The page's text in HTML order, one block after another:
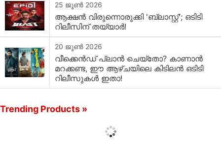
25 ജൂൺ 2026
ആക്ഷൻ വിരുന്നൊരുക്കി 'ബ്ലാസ്റ്റ്'; ഒടിടി
റിലീസിന് തയ്യാർ!
20 ജൂൺ 2026
വീക്കെൻഡ് പ്ലാൻ ചെയ്തോ? കാണാൻ
മറക്കണ്ട, ഈ ആഴ്‌ചയിലെ കിടിലൻ ഒടിടി
റിലീസുകൾ ഇതാ!
Trending Products »